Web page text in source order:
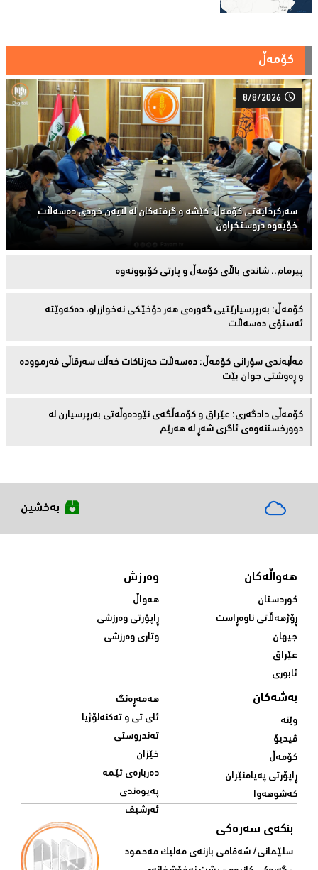
کۆمەڵ
8/8/2026
سەركردایەتی كۆمەڵ: كێشە و گرفتەكان لە لایەن خودی دەسەڵات
خۆیەوە دروستكراون
پیرمام.. شاندی باڵای كۆمه‌ڵ و پارتی كۆبوونه‌وه‌
كۆمەڵ: بەرپرسیارێتیی گەورەی هەر دۆخێکی نەخوازراو، دەكەوێتە
ئەستۆی دەسەڵات
مەڵبەندى سۆرانى کۆمەڵ: دەسەڵات حەزناکات خەڵک سەرقاڵى فەرموودە
و ڕەوشتى جوان بێت
کۆمەڵى دادگەرى: عێراق و كۆمەڵگەی نێودەوڵەتی بەرپرسیارن لە
دوورخستنەوەى ئاگری شەڕ لە هەرێم
بەخشین
هەواڵەکان
کوردستان
ڕۆژهەڵاتی ناوەڕاست
جیهان
عێراق
ئابوری
وەرزش
هەواڵ
ڕاپۆرتی وەرزشی
وتاری وەرزشی
بەشەکان
وێنە
ڤیدیۆ
کۆمەڵ
ڕاپۆرتی پەیامنێران
کەشوهەوا
هەمەڕەنگ
ئای تی و تەکنەلۆژیا
تەندروستی
خێزان
دەربارەی ئێمە
پەیوەندی
ئەرشیف
بنکەی سەرەکی
سلێمانی/ شه‌قامی بازنه‌ی مه‌لیک مه‌حمود